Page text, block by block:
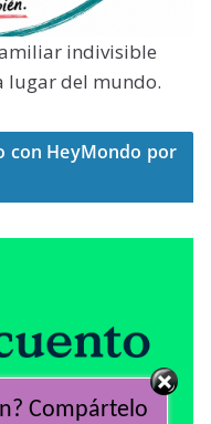
indivisible
lugar del mundo.
con HeyMondo por
Compártelo